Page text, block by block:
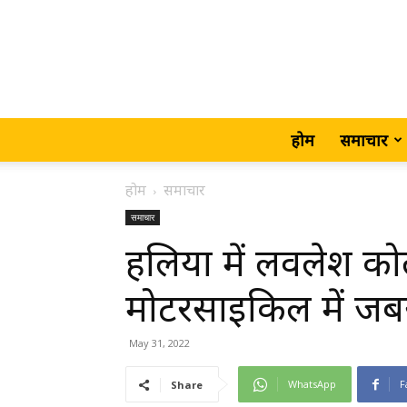
होम समाचार
होम समाचार
समाचार
हलिया में लवलेश
मोटरसाइकिल में
May 31, 2022
Share WhatsApp